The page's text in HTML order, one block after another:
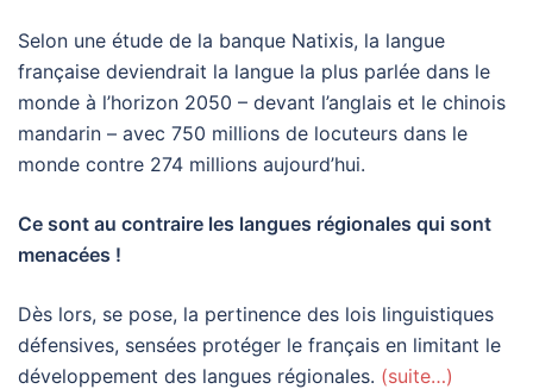
Selon une étude de la banque Natixis, la langue
française deviendrait la langue la plus parlée dans le
monde à l’horizon 2050 – devant l’anglais et le chinois
mandarin – avec 750 millions de locuteurs dans le
monde contre 274 millions aujourd’hui.
Ce sont au contraire les langues régionales qui sont
menacées !
Dès lors, se pose, la pertinence des lois linguistiques
défensives, sensées protéger le français en limitant le
développement des langues régionales. (suite…)